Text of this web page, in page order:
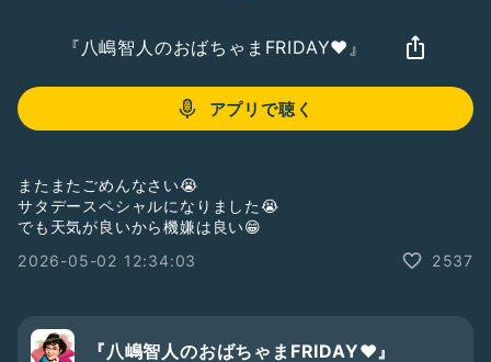
『八嶋智人のおばちゃまFRIDAY❤️』
アプリで聴く
またまたごめんなさい😭
サタデースペシャルになりました😭
でも天気が良いから機嫌は良い😁
2026-05-02 12:34:03
2537
『八嶋智人のおばちゃまFRIDAY❤️』